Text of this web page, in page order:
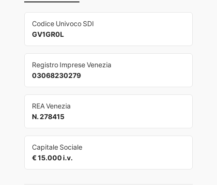
Codice Univoco SDI
GV1GR0L
Registro Imprese Venezia
03068230279
REA Venezia
N. 278415
Capitale Sociale
€ 15.000 i.v.